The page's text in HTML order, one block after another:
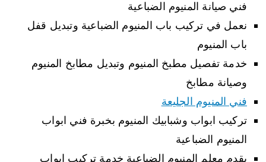
فني صيانة المنيوم الضباعية
نعمل في تركيب باب المنيوم الضباعية وتبديل قفل
باب المنيوم
خدمة تفصيل مطبخ المنيوم وتبديل مطابخ المنيوم
وصيانة مطابخ
فني المنيوم الجليعة
تركيب ابواب وشبابيك المنيوم بخبرة فني ابواب
المنيوم الضباعية
يقدم معلم المنيوم الضباعية خدمة تركيب ابواب